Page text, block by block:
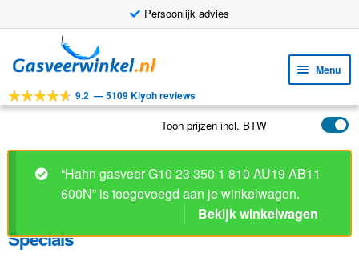
Persoonlijk advies
door
navigatie
naar
inhoud
Menu
Tools
Toepassingen
Klantenservice
9.2 —5109 Kiyoh reviews
Toon prijzen incl. BTW
Specials
Dit zijn speciale gasveren die we niet uit voorraad kunnen
leveren. Deze gasveren hebben een levertijd van ca. 8 – 12
weken en kunnen niet geretourneerd worden.